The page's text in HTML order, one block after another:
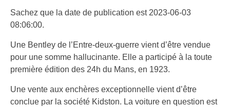
Sachez que la date de publication est 2023-06-03
08:06:00.
Une Bentley de l’Entre-deux-guerre vient d’être vendue
pour une somme hallucinante. Elle a participé à la toute
première édition des 24h du Mans, en 1923.
Une vente aux enchères exceptionnelle vient d’être
conclue par la société Kidston. La voiture en question est